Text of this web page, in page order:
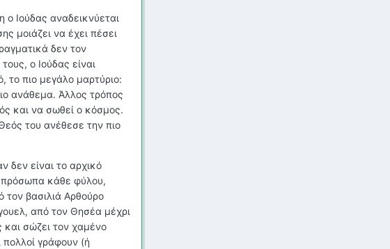
ο Ιούδας αναδεικνύεται
μοιάζει να έχει πέσει
δεν τον
ο Ιούδας είναι
το πιο μεγάλο μαρτύριο:
ανάθεμα. Άλλος τρόπος
και να σωθεί ο κόσμος.
του ανέθεσε την πιο
δεν είναι το αρχικό
πρόσωπα κάθε φύλου,
βασιλιά Αρθούρο
από τον Θησέα μέχρι
σώζει τον χαμένο
γράφουν (ή